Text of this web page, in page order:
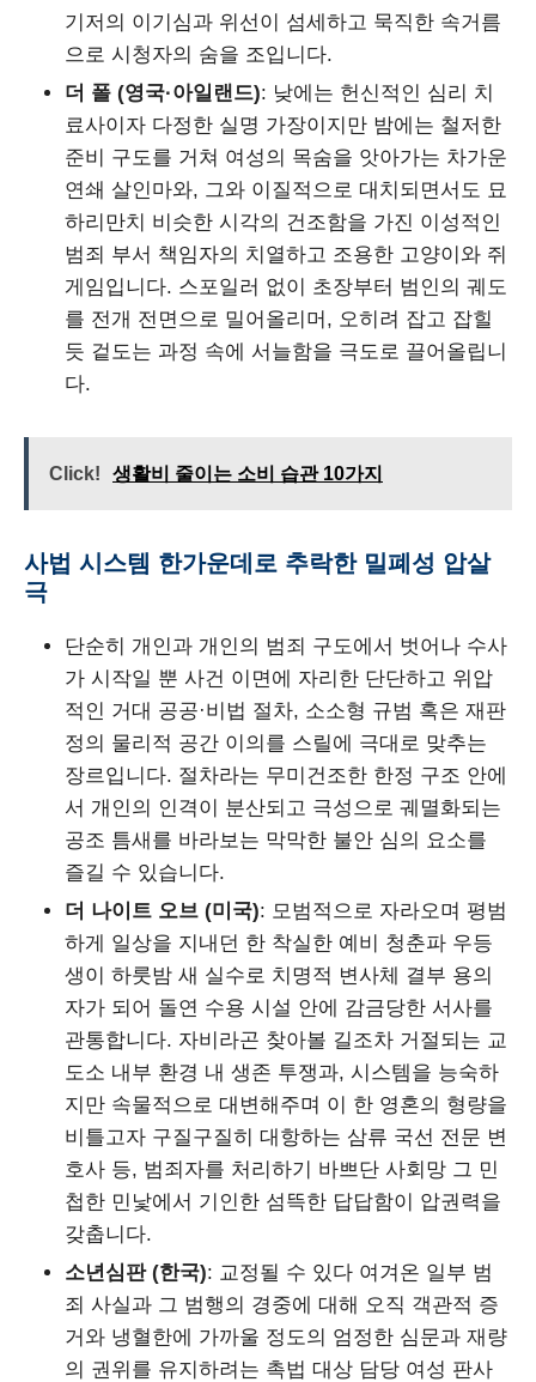
기저의 이기심과 위선이 섬세하고 묵직한 속거름
으로 시청자의 숨을 조입니다.
더 폴 (영국·아일랜드): 낮에는 헌신적인 심리 치
료사이자 다정한 실명 가장이지만 밤에는 철저한
준비 구도를 거쳐 여성의 목숨을 앗아가는 차가운
연쇄 살인마와, 그와 이질적으로 대치되면서도 묘
하리만치 비슷한 시각의 건조함을 가진 이성적인
범죄 부서 책임자의 치열하고 조용한 고양이와 쥐
게임입니다. 스포일러 없이 초장부터 범인의 궤도
를 전개 전면으로 밀어올리머, 오히려 잡고 잡힐
듯 겉도는 과정 속에 서늘함을 극도로 끌어올립니
다.
Click! 생활비 줄이는 소비 습관 10가지
사법 시스템 한가운데로 추락한 밀폐성 압살
극
단순히 개인과 개인의 범죄 구도에서 벗어나 수사
가 시작일 뿐 사건 이면에 자리한 단단하고 위압
적인 거대 공공·비법 절차, 소소형 규범 혹은 재판
정의 물리적 공간 이의를 스릴에 극대로 맞추는
장르입니다. 절차라는 무미건조한 한정 구조 안에
서 개인의 인격이 분산되고 극성으로 궤멸화되는
공조 틈새를 바라보는 막막한 불안 심의 요소를
즐길 수 있습니다.
더 나이트 오브 (미국): 모범적으로 자라오며 평범
하게 일상을 지내던 한 착실한 예비 청춘파 우등
생이 하룻밤 새 실수로 치명적 변사체 결부 용의
자가 되어 돌연 수용 시설 안에 감금당한 서사를
관통합니다. 자비라곤 찾아볼 길조차 거절되는 교
도소 내부 환경 내 생존 투쟁과, 시스템을 능숙하
지만 속물적으로 대변해주며 이 한 영혼의 형량을
비틀고자 구질구질히 대항하는 삼류 국선 전문 변
호사 등, 범죄자를 처리하기 바쁘단 사회망 그 민
첩한 민낯에서 기인한 섬뜩한 답답함이 압권력을
갖춥니다.
소년심판 (한국): 교정될 수 있다 여겨온 일부 범
죄 사실과 그 범행의 경중에 대해 오직 객관적 증
거와 냉혈한에 가까울 정도의 엄정한 심문과 재량
의 권위를 유지하려는 촉법 대상 담당 여성 판사